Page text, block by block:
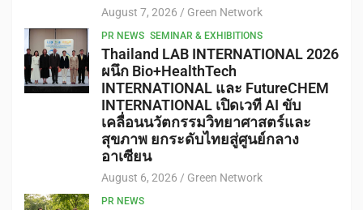
August 7, 2026 Green Network
PR NEWS SEMINAR & EXHIBITIONS
Thailand LAB INTERNATIONAL 2026
ผนึก Bio+HealthTech
INTERNATIONAL และ FutureCHEM
INTERNATIONAL เปิดเวที AI ขับ
เคลื่อนนวัตกรรมวิทยาศาสตร์และ
สุขภาพ ยกระดับไทยสู่ศูนย์กลาง
อาเซียน
August 6, 2026 Green Network
PR NEWS